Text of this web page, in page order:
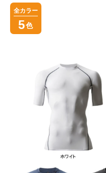
お買い物を続ける
全カラー
5色